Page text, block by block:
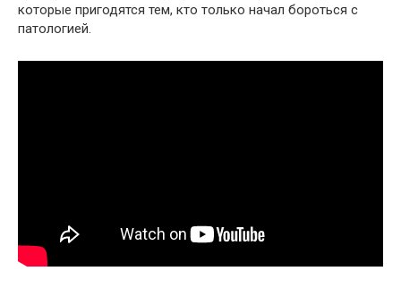
которые пригодятся тем, кто только начал бороться с
патологией.